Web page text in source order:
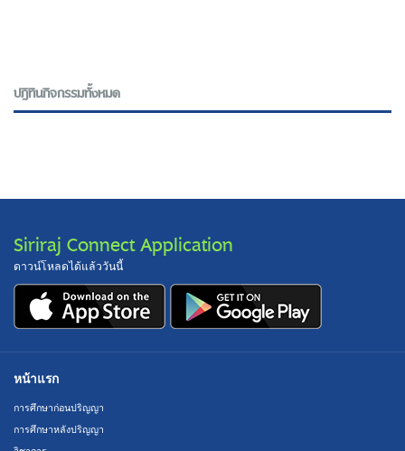
ปฎิทินกิจกรรมทั้งหมด
Siriraj Connect Application
ดาวน์โหลดได้แล้ววันนี้
หน้าแรก
การศึกษาก่อนปริญญา
การศึกษาหลังปริญญา